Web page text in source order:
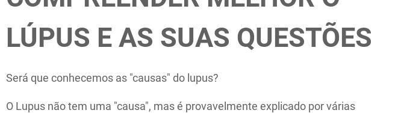
LÚPUS E AS SUAS QUESTÕES
Será que conhecemos as "causas" do lupus?
O Lupus não tem uma "causa", mas é provavelmente explicado por várias